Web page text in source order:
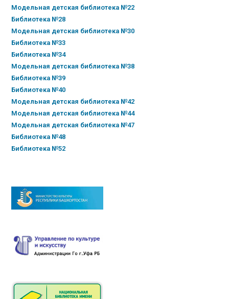
Модельная детская библиотека №22
Библиотека №28
Модельная детская библиотека №30
Библиотека №33
Библиотека №34
Модельная детская библиотека №38
Библиотека №39
Библиотека №40
Модельная детская библиотека №42
Модельная детская библиотека №44
Модельная детская библиотека №47
Библиотека №48
Библиотека №52